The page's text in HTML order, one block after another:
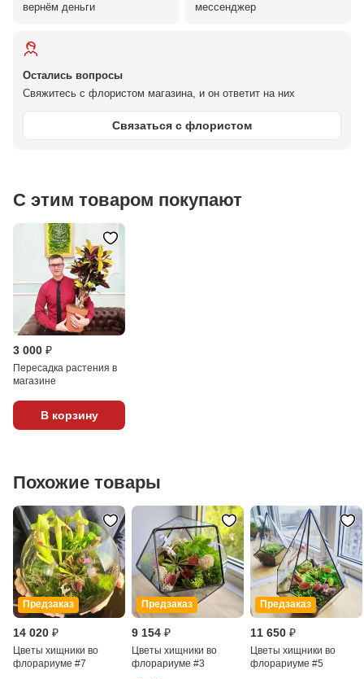
вернём деньги
мессенджер
Остались вопросы
Свяжитесь с флористом магазина, и он ответит на них
Связаться с флористом
С этим товаром покупают
3 000 ₽
Пересадка растения в
магазине
В корзину
Похожие товары
Предзаказ
14 020 ₽
Цветы хищники во
флорариуме #7
Предзаказ
9 154 ₽
Цветы хищники во
флорариуме #3
Предзаказ
11 650 ₽
Цветы хищники во
флорариуме #5